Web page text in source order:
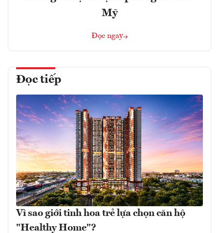
Mỹ
Đọc ngay
Đọc tiếp
Vì sao giới tinh hoa trẻ lựa chọn căn hộ
"Healthy Home"?